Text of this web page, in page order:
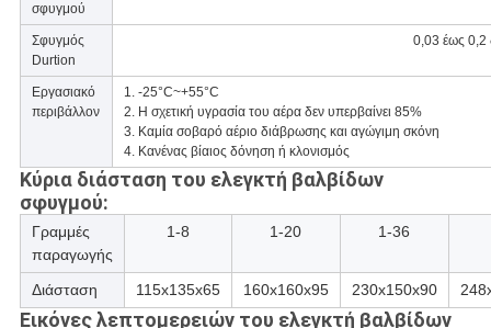
σφυγμού
Σφυγμός
Durtion
0,03 έως 0,2
Εργασιακό
περιβάλλον
1. -25°C~+55°C
2. Η σχετική υγρασία του αέρα δεν υπερβαίνει 85%
3. Καμία σοβαρό αέριο διάβρωσης και αγώγιμη σκόνη
4. Κανένας βίαιος δόνηση ή κλονισμός
Κύρια διάσταση του ελεγκτή βαλβίδων
σφυγμού:
Γραμμές
παραγωγής
1-8 1-20 1-36
Διάσταση 115x135x65 160x160x95 230x150x90
Εικόνες λεπτομερειών του ελεγκτή βαλβίδων